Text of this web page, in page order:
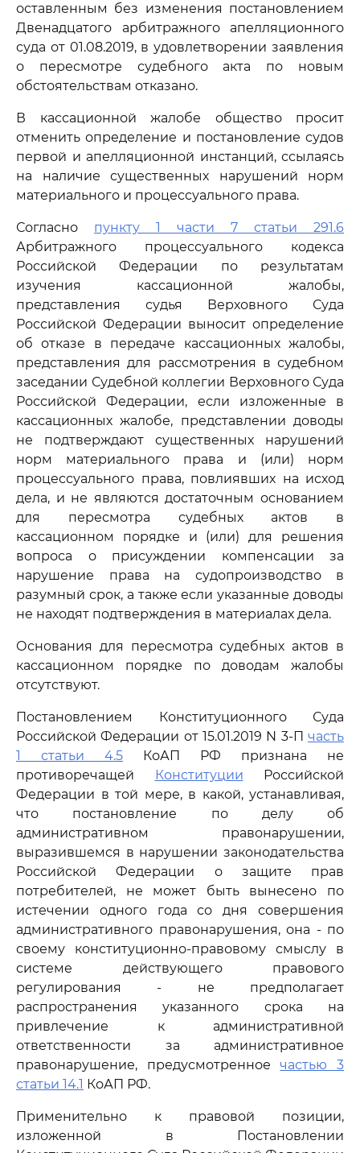
оставленным без изменения постановлением
Двенадцатого арбитражного апелляционного
суда от 01.08.2019, в удовлетворении заявления
о пересмотре судебного акта по новым
обстоятельствам отказано.
В кассационной жалобе общество просит
отменить определение и постановление судов
первой и апелляционной инстанций, ссылаясь
на наличие существенных нарушений норм
материального и процессуального права.
Согласно пункту 1 части 7 статьи 291.6
Арбитражного процессуального кодекса
Российской Федерации по результатам
изучения кассационной жалобы,
представления судья Верховного Суда
Российской Федерации выносит определение
об отказе в передаче кассационных жалобы,
представления для рассмотрения в судебном
заседании Судебной коллегии Верховного Суда
Российской Федерации, если изложенные в
кассационных жалобе, представлении доводы
не подтверждают существенных нарушений
норм материального права и (или) норм
процессуального права, повлиявших на исход
дела, и не являются достаточным основанием
для пересмотра судебных актов в
кассационном порядке и (или) для решения
вопроса о присуждении компенсации за
нарушение права на судопроизводство в
разумный срок, а также если указанные доводы
не находят подтверждения в материалах дела.
Основания для пересмотра судебных актов в
кассационном порядке по доводам жалобы
отсутствуют.
Постановлением Конституционного Суда
Российской Федерации от 15.01.2019 N 3-П часть
1 статьи 4.5 КоАП РФ признана не
противоречащей
Конституции Российской
Федерации в той мере, в какой, устанавливая,
что постановление по делу об
административном правонарушении,
выразившемся в нарушении законодательства
Российской Федерации о защите прав
потребителей, не может быть вынесено по
истечении одного года со дня совершения
административного правонарушения, она - по
своему конституционно-правовому смыслу в
системе действующего правового
регулирования - не предполагает
распространения указанного срока на
привлечение к административной
ответственности за административное
правонарушение, предусмотренноечастью 3
статьи 14.1 КоАП РФ.
Применительно к правовой позиции,
изложенной в Постановлении